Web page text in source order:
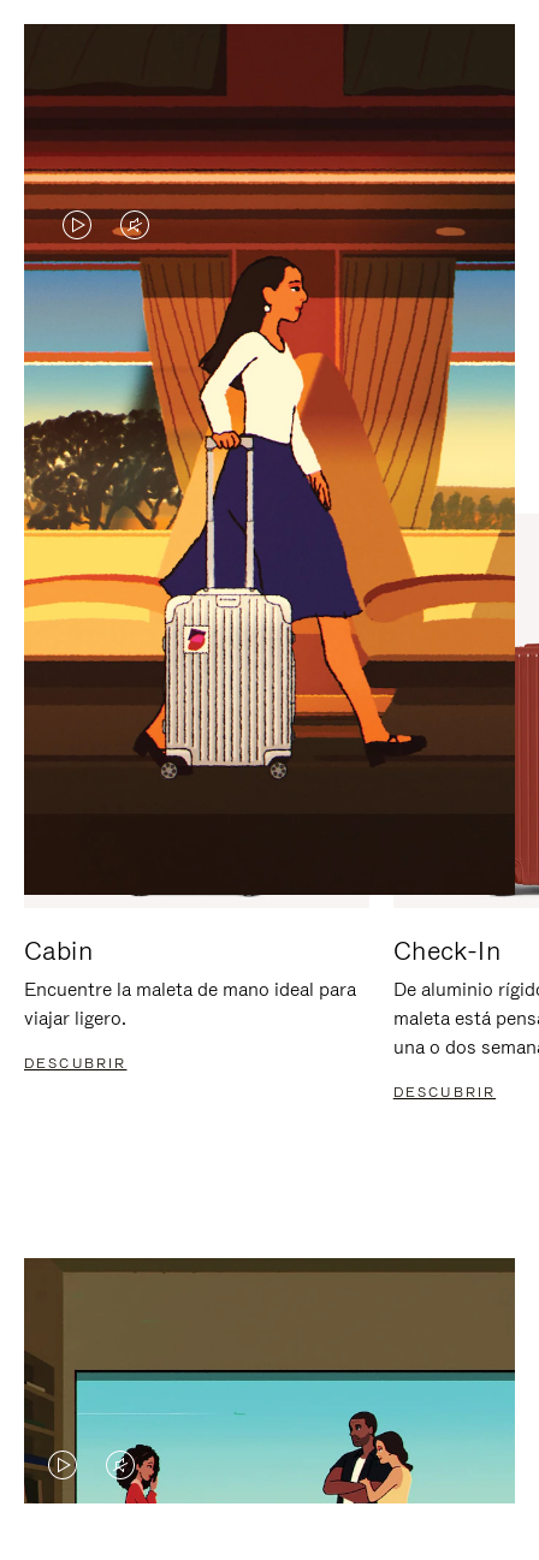
EL
VÍDEO
ESTÁ
PAUSADO,
PULSE
PARA
PAUSARLO.
EL
SONIDO
DEL
VÍDEO
ESTÁ
DESACTIVADO:
PULSE
PARA
ACTIVARLO.
IDAS DE REGALO CUIDADOSAMENTE ELEGIDAS
Encuentre su compañero de
viaje ideal
Cabin
Encuentre la maleta de mano ideal para
viajar ligero.
DESCUBRIR
Check-In
De aluminio
maleta está
una o dos
DESCUBRIR
EL
EL